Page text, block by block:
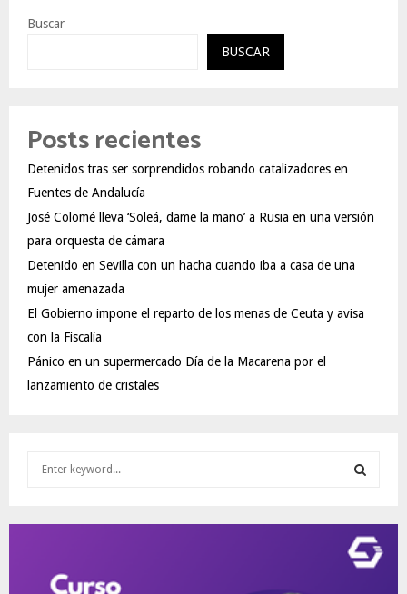
Buscar
BUSCAR
Posts recientes
Detenidos tras ser sorprendidos robando catalizadores en
Fuentes de Andalucía
José Colomé lleva ‘Soleá, dame la mano’ a Rusia en una versión
para orquesta de cámara
Detenido en Sevilla con un hacha cuando iba a casa de una
mujer amenazada
El Gobierno impone el reparto de los menas de Ceuta y avisa
con la Fiscalía
Pánico en un supermercado Día de la Macarena por el
lanzamiento de cristales
E